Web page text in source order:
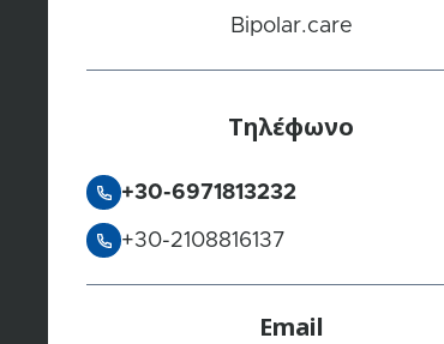
Bipolar.care
Τηλέφωνο
+30-6971813232
+30-2108816137
Email